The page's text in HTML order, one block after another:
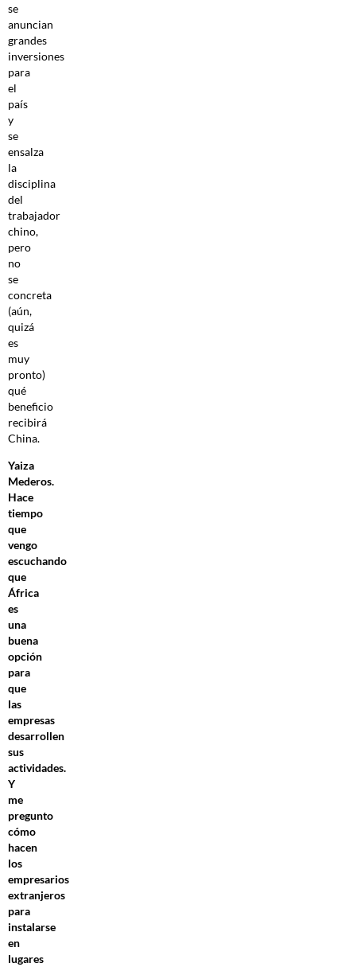
se
anuncian
grandes
inversiones
para
el
país
y
se
ensalza
la
disciplina
del
trabajador
chino,
pero
no
se
concreta
(aún,
quizá
es
muy
pronto)
qué
beneficio
recibirá
China.
Yaiza
Mederos.
Hace
tiempo
que
vengo
escuchando
que
África
es
una
buena
opción
para
que
las
empresas
desarrollen
sus
actividades.
Y
me
pregunto
cómo
hacen
los
empresarios
extranjeros
para
instalarse
en
lugares